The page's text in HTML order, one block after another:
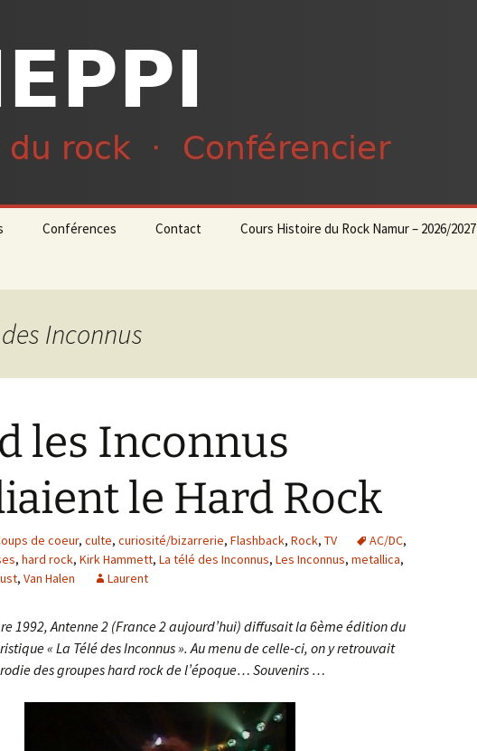
Conférences Contact Cours Histoire du Rock Namur – 2026/2027
Inconnus
les Inconnus
le Hard Rock
de coeur, culte, curiosité/bizarrerie, Flashback, Rock, TV AC/DC,
, hard rock, Kirk Hammett, La télé des Inconnus, Les Inconnus, metallica,
, Van Halen Laurent
1992, Antenne 2 (France 2 aujourd’hui) diffusait la 6ème édition du
« La Télé des Inconnus ». Au menu de celle-ci, on y retrouvait
des groupes hard rock de l’époque… Souvenirs …